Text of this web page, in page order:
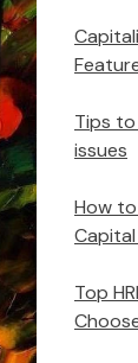
Tips
issues
How
Top